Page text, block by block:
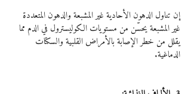
إن تناول الدهون الأحادية غير المشبعة والدهون المتعددة
غير المشبعة يحسّن من مستويات الكوليسترول في الدم مما
يقلل من خطر الإصابة بالأمراض القلبية والسكتات
الدماغية.